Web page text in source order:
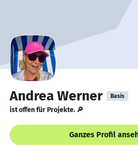
Andrea Werner Basis
ist offen für Projekte. 🔎
Ganzes Profil